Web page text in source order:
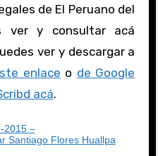
de El Peruano del
ver y consultar acá
ver y descargar a
enlace o de Google
acá.
2015 –
Santiago Flores Huallpa